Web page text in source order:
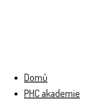
Domů
PHC akademie